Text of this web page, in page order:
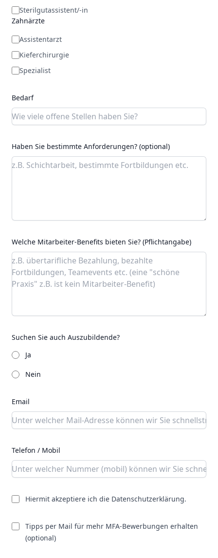
Sterilgutassistent/-in
Zahnärzte
Assistentarzt
Kieferchirurgie
Spezialist
Bedarf
Haben Sie bestimmte Anforderungen? (optional)
Welche Mitarbeiter-Benefits bieten Sie? (Pflichtangabe)
Suchen Sie auch Auszubildende?
Notification method
Ja
Nein
Email
Telefon / Mobil
Hiermit akzeptiere ich die Datenschutzerklärung.
Tipps per Mail für mehr MFA-Bewerbungen erhalten
(optional)